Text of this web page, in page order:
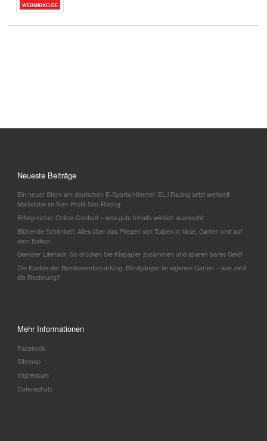
Neueste Beiträge
Ein neuer Stern am deutschen E-Sports-Himmel: EL.i Racing setzt weltweit
Maßstäbe im Non-Profit-Sim-Racing
Erfolgreicher Online-Content – was gute Inhalte wirklich ausmacht
Blühende Schönheit: Alles über das Pflegen von Tulpen in Vase, Garten und auf
dem Balkon
Genialer Lifehack: So drücken Sie Klopapier zusammen und sparen bares Geld!
Die Kosten der Bombenentschärfung: Blindgänger im eigenen Garten – wer zahlt
die Rechnung?
Mehr Informationen
Facebook
Sitemap
Impressum
Datenschutz